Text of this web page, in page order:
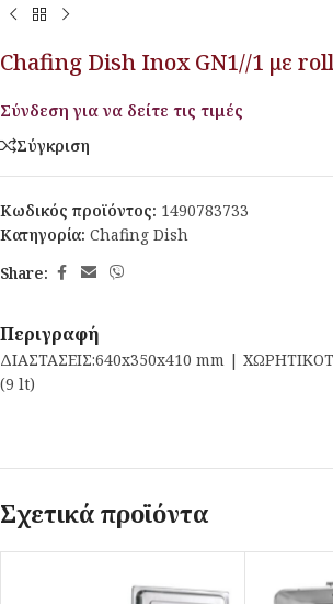
Chafing Dish Inox GN1//1 με
Σύνδεση για να δείτε τις τιμές
Σύγκριση
Κωδικός προϊόντος: 1490783733
Κατηγορία: Chafing Dish
Share:
Περιγραφή
ΔΙΑΣΤΑΣΕΙΣ:640x350x410 mm |
(9 lt)
Σχετικά προϊόντα